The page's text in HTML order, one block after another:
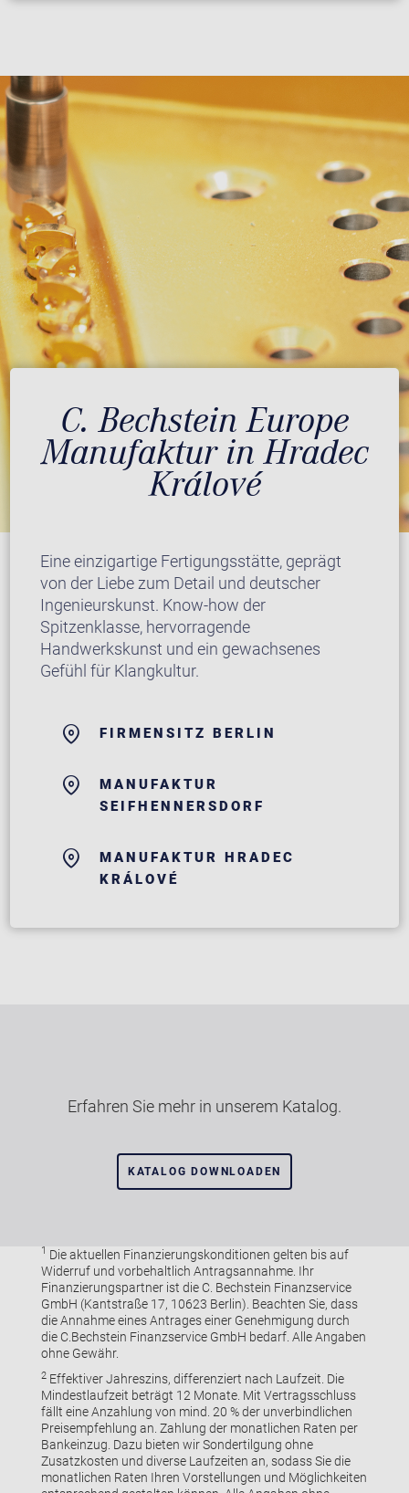
C. Bechstein Europe
Manufaktur in Hradec
Králové
Eine einzigartige Fertigungsstätte, geprägt
von der Liebe zum Detail und deutscher
Ingenieurskunst. Know-how der
Spitzenklasse, hervorragende
Handwerkskunst und ein gewachsenes
Gefühl für Klangkultur.
FIRMENSITZ BERLIN
MANUFAKTUR
SEIFHENNERSDORF
MANUFAKTUR HRADEC
KRÁLOVÉ
Erfahren Sie mehr in unserem Katalog.
KATALOG DOWNLOADEN
1 Die aktuellen Finanzierungskonditionen gelten bis auf
Widerruf und vorbehaltlich Antragsannahme. Ihr
Finanzierungspartner ist die C. Bechstein Finanzservice
GmbH (Kantstraße 17, 10623 Berlin). Beachten Sie, dass
die Annahme eines Antrages einer Genehmigung durch
die C.Bechstein Finanzservice GmbH bedarf. Alle Angaben
ohne Gewähr.
2Effektiver Jahreszins, differenziert nach Laufzeit. Die
Mindestlaufzeit beträgt 12 Monate. Mit Vertragsschluss
fällt eine Anzahlung von mind. 20 % der unverbindlichen
Preisempfehlung an. Zahlung der monatlichen Raten per
Bankeinzug. Dazu bieten wir Sondertilgung ohne
Zusatzkosten und diverse Laufzeiten an, sodass Sie die
monatlichen Raten Ihren Vorstellungen und Möglichkeiten